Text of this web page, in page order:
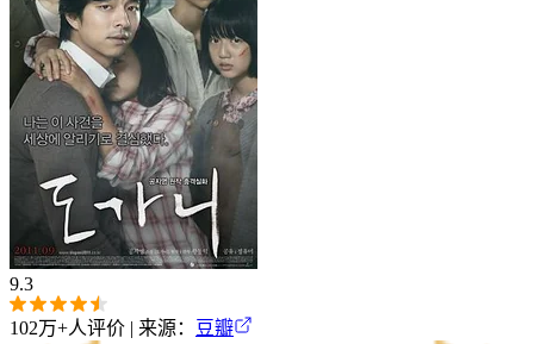
9.3
102万+人评价 | 来源： 豆瓣